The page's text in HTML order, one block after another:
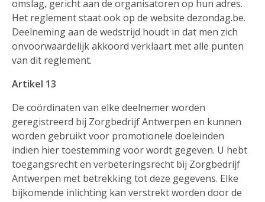
omslag, gericht aan de organisatoren op hun adres.
Het reglement staat ook op de website dezondag.be.
Deelneming aan de wedstrijd houdt in dat men zich
onvoorwaardelijk akkoord verklaart met alle punten
van dit reglement.
Artikel 13
De coördinaten van elke deelnemer worden
geregistreerd bij Zorgbedrijf Antwerpen en kunnen
worden gebruikt voor promotionele doeleinden
indien hier toestemming voor wordt gegeven. U hebt
toegangsrecht en verbeteringsrecht bij Zorgbedrijf
Antwerpen met betrekking tot deze gegevens. Elke
bijkomende inlichting kan verstrekt worden door de